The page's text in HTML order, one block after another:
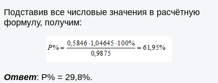
Подставив все числовые значения в расчётную
формулу, получим:
Ответ: Р% = 29,8%.